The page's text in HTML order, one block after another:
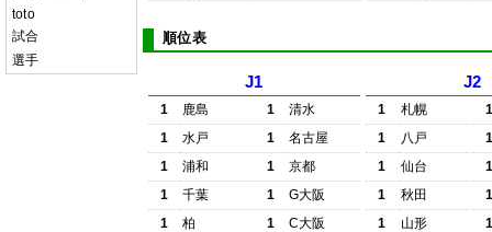
toto
試合
選手
順位表
J1
1 鹿島 1
清水
1
水戸 1
名古屋
1
浦和 1
京都
1
千葉 1
G大阪
1
柏 1
C大阪
J2
1 札幌
1
八戸
1
仙台
1
秋田
1
山形